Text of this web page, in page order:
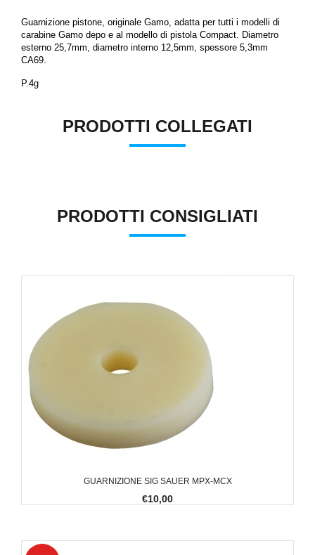
Guarnizione pistone, originale Gamo, adatta per tutti i modelli di
carabine Gamo depo e al modello di pistola Compact. Diametro
esterno 25,7mm, diametro interno 12,5mm, spessore 5,3mm
CA69.
P.4g
PRODOTTI COLLEGATI
PRODOTTI CONSIGLIATI
GUARNIZIONE SIG SAUER MPX-MCX
€10,00